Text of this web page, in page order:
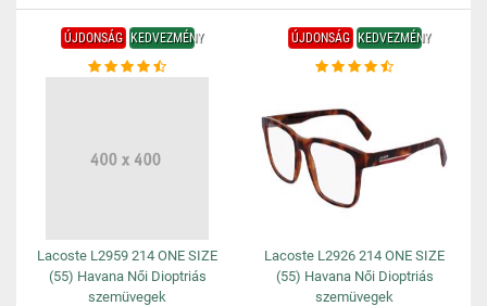
ÚJDONSÁG KEDVEZMÉNY
Lacoste L2959 214 ONE SIZE
(55) Havana Női Dioptriás
szemüvegek
ÚJDONSÁG KEDVEZMÉNY
Lacoste L2926 214 ONE SIZE
(55) Havana Női Dioptriás
szemüvegek